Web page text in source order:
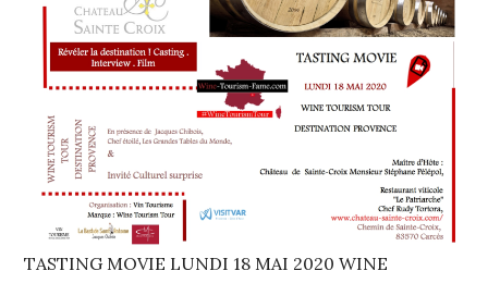
TASTING MOVIE LUNDI 18 MAI 2020 WINE